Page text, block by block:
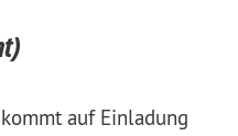
auf Einladung